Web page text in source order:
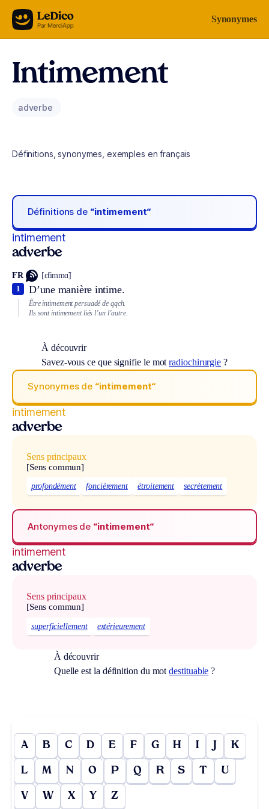
Aller au contenu Synonymes
Intimement
adverbe
Définitions, synonymes, exemples en français
Définitions de “intimement“
intimement
adverbe
FR [ɛ̃timmɑ̃]
D’une manière intime.
1
Être intimement persuadé de qqch.
Ils sont intimement liés l’un l’autre.
À découvrir
Savez-vous ce que signifie le motradiochirurgie ?
Synonymes de “intimement“
intimement
adverbe
Sens principaux
[Sens commun]
profondément foncièrement étroitement secrètement
Antonymes de “intimement“
intimement
adverbe
Sens principaux
[Sens commun]
superficiellement extérieurement
À découvrir
Quelle est la définition du motdestituable ?
A B C D E F G H I J K
L M N O P Q R S T U
V W X Y Z